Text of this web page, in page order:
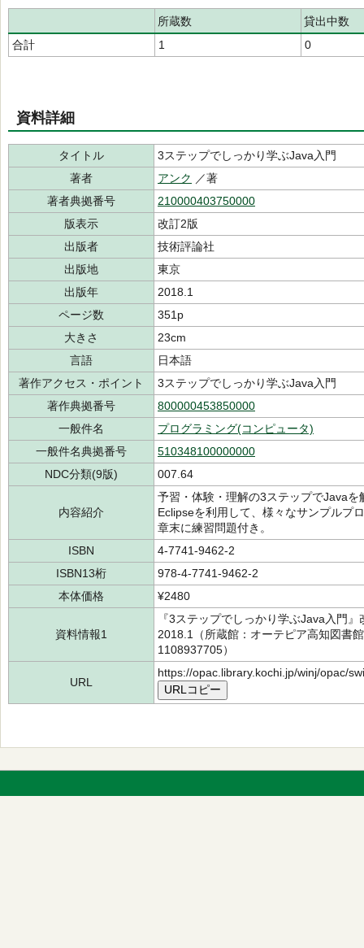
所蔵数
貸出中数
合計
1 0
資料詳細
タイトル
3ステップでしっかり学ぶJava入門
著者
アンク ／著
著者典拠番号
210000403750000
版表示
改訂2版
出版者
技術評論社
出版地
東京
出版年
2018.1
ページ数
351p
大きさ
23cm
言語
日本語
著作アクセス・ポイント
3ステップでしっかり学ぶJava入門
著作典拠番号
800000453850000
一般件名
プログラミング(コンピュータ)
一般件名典拠番号
510348100000000
NDC分類(9版)
007.64
内容紹介
予習・体験・理解の3ステップでJava
Eclipseを利用して、様々なサンプルプ
章末に練習問題付き。
ISBN
4-7741-9462-2
ISBN13桁
978-4-7741-9462-2
本体価格
¥2480
資料情報1
『3ステップでしっかり学ぶJava入
2018.1（所蔵館：オーテピア高知図
1108937705）
URL
https://opac.library.kochi.jp/winj/opac/
URLコピー